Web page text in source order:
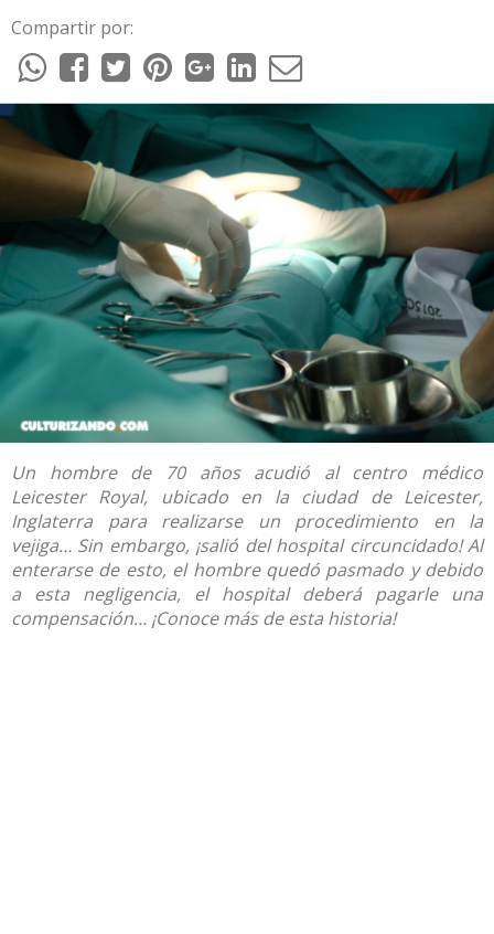
Compartir por:
Un hombre de 70 años acudió al centro médico
Leicester Royal, ubicado en la ciudad de Leicester,
Inglaterra para realizarse un procedimiento en la
vejiga… Sin embargo, ¡salió del hospital circuncidado! Al
enterarse de esto, el hombre quedó pasmado y debido
a esta negligencia, el hospital deberá pagarle una
compensación… ¡Conoce más de esta historia!